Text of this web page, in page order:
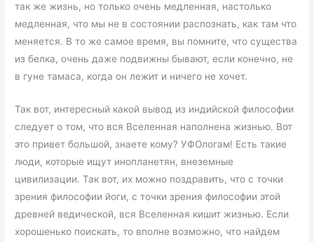
так же жизнь, но только очень медленная, настолько
медленная, что мы не в состоянии распознать, как там что
меняется. В то же самое время, вы помните, что существа
из белка, очень даже подвижны бывают, если конечно, не
в гуне тамаса, когда он лежит и ничего не хочет.
Так вот, интересный какой вывод из индийской философии
следует о том, что вся Вселенная наполнена жизнью. Вот
это привет большой, знаете кому? УФОлогам! Есть такие
люди, которые ищут инопланетян, внеземные
цивилизации. Так вот, их можно поздравить, что с точки
зрения философии йоги, с точки зрения философии этой
древней ведической, вся Вселенная кишит жизнью. Если
хорошенько поискать, то вполне возможно, что найдем